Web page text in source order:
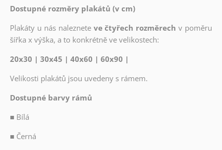
Dostupné rozměry plakátů (v cm)
Plakáty u nás naleznete ve čtyřech rozměrech v poměru
šířka x výška, a to konkrétně ve velikostech:
20x30 | 30x45 | 40x60 | 60x90 |
Velikosti plakátů jsou uvedeny s rámem.
Dostupné barvy rámů
■ Bílá
■ Černá